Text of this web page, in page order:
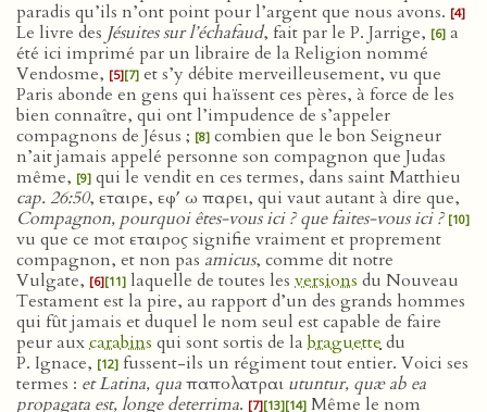
paradis qu’ils n’ont point pour l’argent que nous avons. [4]
Le livre des Jésuites sur l’échafaud, fait par le P. Jarrige, [6] a
été ici imprimé par un libraire de la Religion nommé
Vendosme, [5][7] et s’y débite merveilleusement, vu que
Paris abonde en gens qui haïssent ces pères, à force de les
bien connaître, qui ont l’impudence de s’appeler
compagnons de Jésus ; [8] combien que le bon Seigneur
n’ait jamais appelé personne son compagnon que Judas
même, [9] qui le vendit en ces termes, dans saint Matthieu
cap. 26:50, εταιρε, εφ′ ω παρει, qui vaut autant à dire que,
Compagnon, pourquoi êtes-vous ici ? que faites-vous ici ? [10]
vu que ce mot εταιρος signifie vraiment et proprement
compagnon, et non pas amicus, comme dit notre
Vulgate, [6][11] laquelle de toutes les versions du Nouveau
Testament est la pire, au rapport d’un des grands hommes
qui fût jamais et duquel le nom seul est capable de faire
peur auxcarabins qui sont sortis de labraguettedu
P. Ignace, [12] fussent-ils un régiment tout entier. Voici ses
termes : et Latina, quaπαπολατραι utuntur, quæ ab ea
propagata est, longe deterrima. [7][13][14] Même le nom